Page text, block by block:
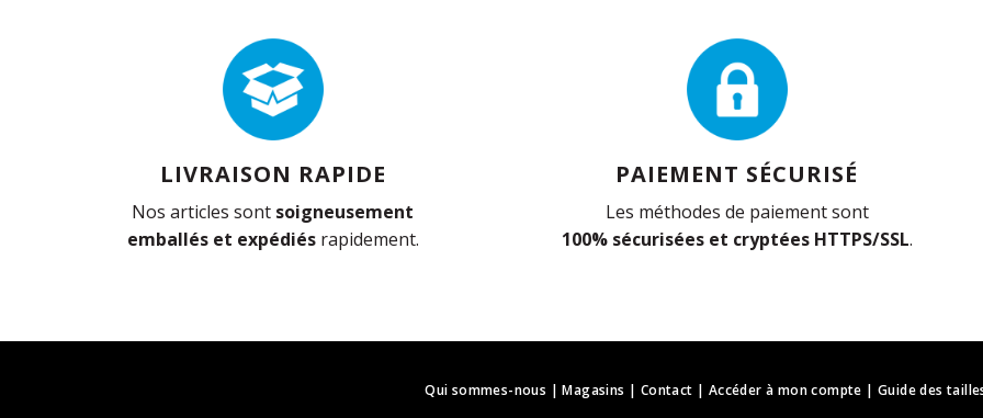
LIVRAISON RAPIDE
Nos articles sont soigneusement
emballés et expédiésrapidement.
PAIEMENT SÉCURISÉ
Les méthodes de paiement sont
100% sécurisées et cryptées HTTPS/SSL.
Qui sommes-nous |Magasins | Contact | Accéder à mon compte |Guide des